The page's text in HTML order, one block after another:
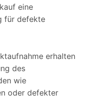
eine
für defekte
erhalten
des
wie
oder defekter